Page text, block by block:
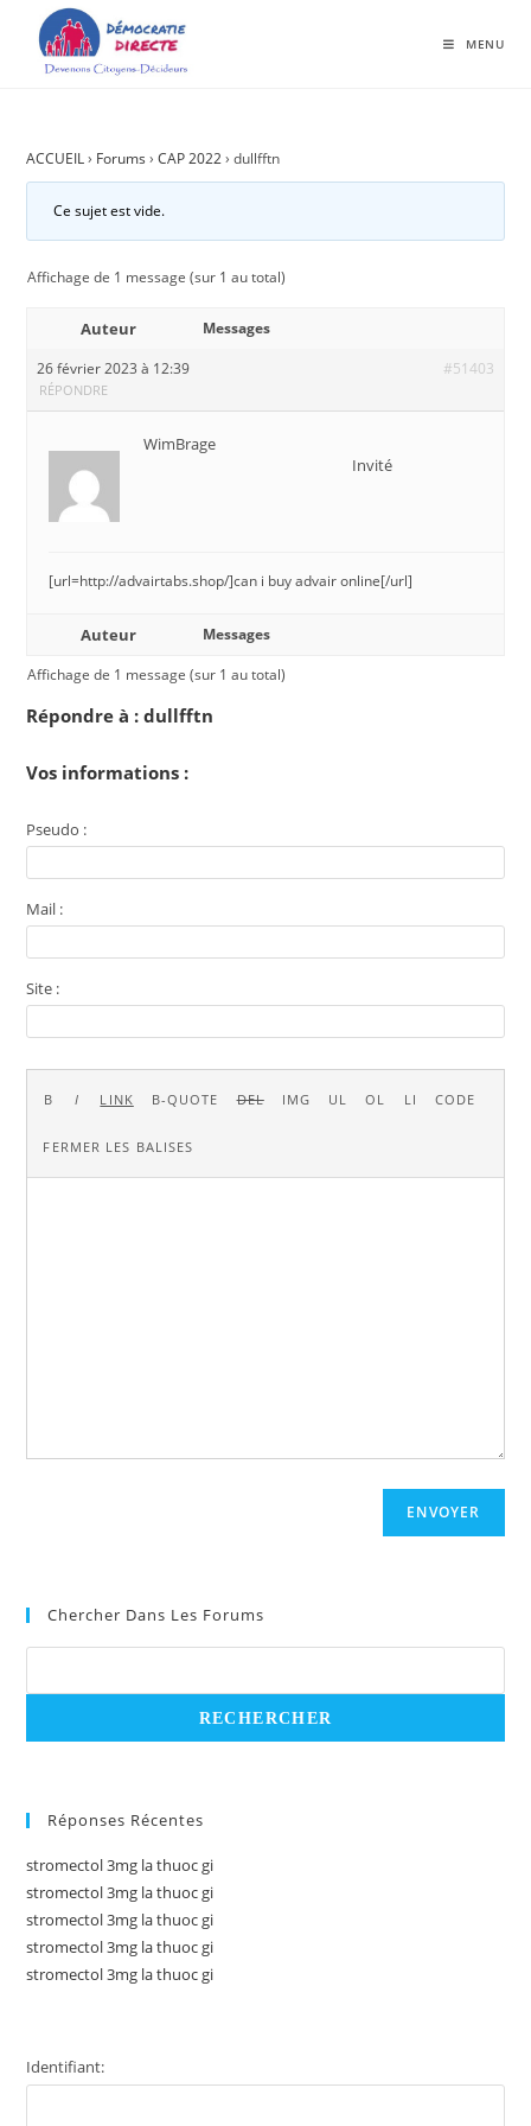
MENU
ACCUEIL › Forums › CAP 2022 › dullfftn
Ce sujet est vide.
Affichage de 1 message (sur 1 au total)
Auteur
Messages
26 février 2023 à 12:39
#51403
RÉPONDRE
WimBrage
Invité
[url=http://advairtabs.shop/]can i buy advair online[/url]
Auteur
Messages
Affichage de 1 message (sur 1 au total)
Répondre à : dullfftn
Vos informations :
Pseudo :
Mail :
Site :
ENVOYER
Chercher Dans Les Forums
Réponses Récentes
stromectol 3mg la thuoc gi
stromectol 3mg la thuoc gi
stromectol 3mg la thuoc gi
stromectol 3mg la thuoc gi
stromectol 3mg la thuoc gi
Identifiant: